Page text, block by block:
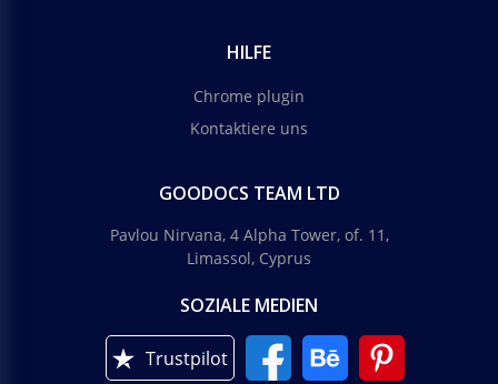
HILFE
Chrome plugin
Kontaktiere uns
GOODOCS TEAM LTD
Pavlou Nirvana, 4 Alpha Tower, of. 11,
Limassol, Cyprus
SOZIALE MEDIEN
Trustpilot